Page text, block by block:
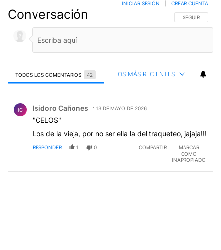
Conversación SIGA ESTA
SEGUIR
INICIAR SESIÓN CREAR CUENTA
TODOS LOS COMENTARIOS 42 LOS MÁS RECIENTES
IC Isidoro Cañones 13 DE MAYO DE 2026
"CELOS"
Los de la vieja, por no ser ella la del traqueteo, jajaja!!!
RESPONDER 1 0 COMPARTIR
MARCAR
COMO
INAPROPIADO